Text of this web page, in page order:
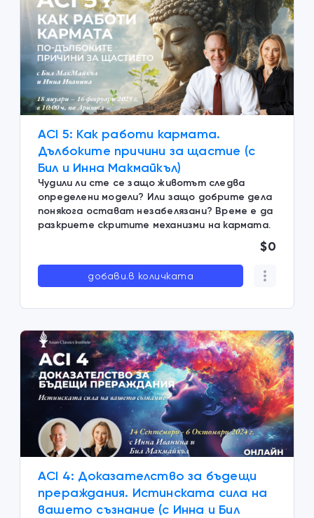
ACI 5: Как работи кармата.
Дълбоките причини за щастие (с
Бил и Инна Макмайкъл)
Чудили ли сте се защо животът следва
определени модели? Или защо добрите дела
понякога остават незабелязани? Време е да
разкриете скритите механизми на кармата.
$0
добави.в количката
ACI 4: Доказателство за бъдещи
прераждания. Истинската сила на
вашето съзнание (с Инна и Бил